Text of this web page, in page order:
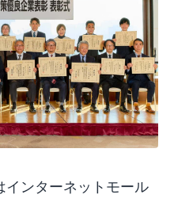
インターネットモール